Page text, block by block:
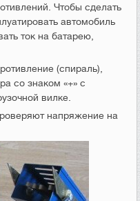
Чтобы сделать
автомобиль
ток на батарею,
(спираль),
со знаком «+» с
вилке.
напряжение на